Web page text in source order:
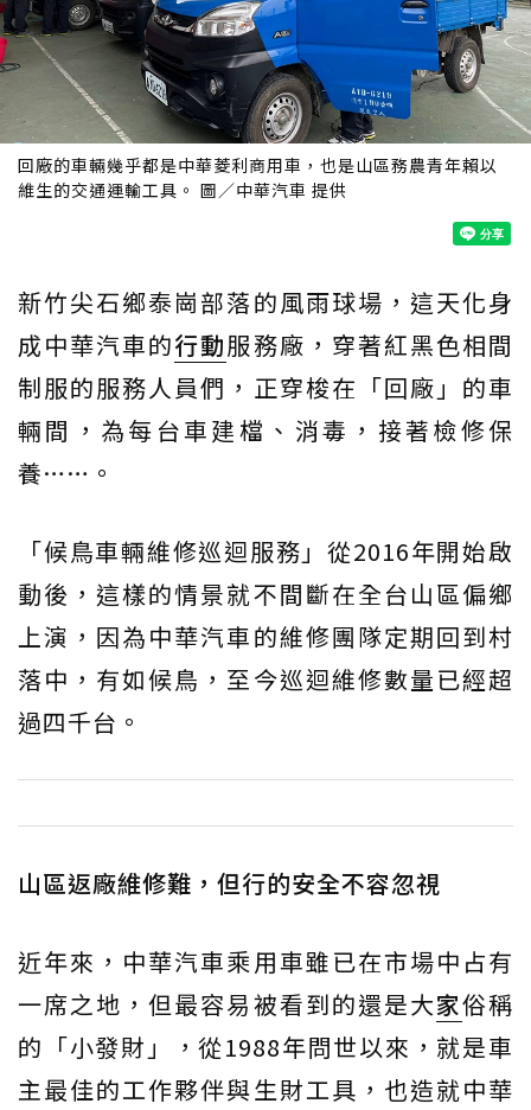
回廠的車輛幾乎都是中華菱利商用車，也是山區務農青年賴以
維生的交通運輸工具。 圖／中華汽車 提供
新竹尖石鄉泰崗部落的風雨球場，這天化身
成中華汽車的行動服務廠，穿著紅黑色相間
制服的服務人員們，正穿梭在「回廠」的車
輛間，為每台車建檔、消毒，接著檢修保
養……。
「候鳥車輛維修巡迴服務」從2016年開始啟
動後，這樣的情景就不間斷在全台山區偏鄉
上演，因為中華汽車的維修團隊定期回到村
落中，有如候鳥，至今巡迴維修數量已經超
過四千台。
山區返廠維修難，但行的安全不容忽視
近年來，中華汽車乘用車雖已在市場中占有
一席之地，但最容易被看到的還是大家俗稱
的「小發財」，從1988年問世以來，就是車
主最佳的工作夥伴與生財工具，也造就中華